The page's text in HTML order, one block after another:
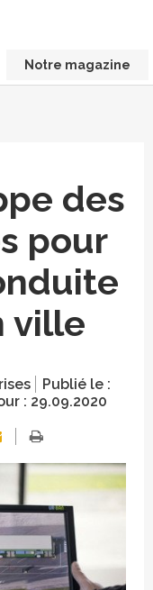
Notre magazine
des
pour
ville
Publié le :
: 29.09.2020